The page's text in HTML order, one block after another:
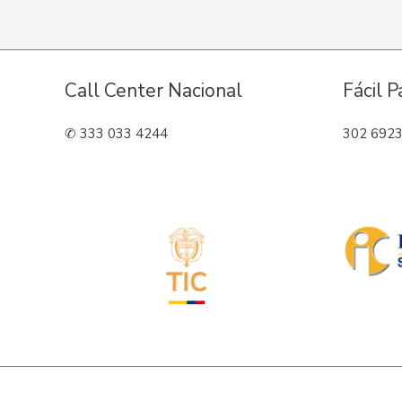
Call Center Nacional
✆ 333 033 4244
Fácil
302